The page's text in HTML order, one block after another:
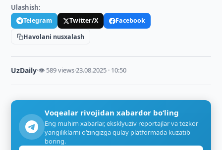
Ulashish:
Telegram Twitter/X
Facebook
Havolani nusxalash
UzDaily·👁 589 views·23.08.2025 · 10:50
Voqealar rivojidan xabardor bo‘ling
Eng muhim xabarlar, eksklyuziv reportajlar va tezkor
yangiliklarni o‘zingizga qulay platformada kuzatib
boring.